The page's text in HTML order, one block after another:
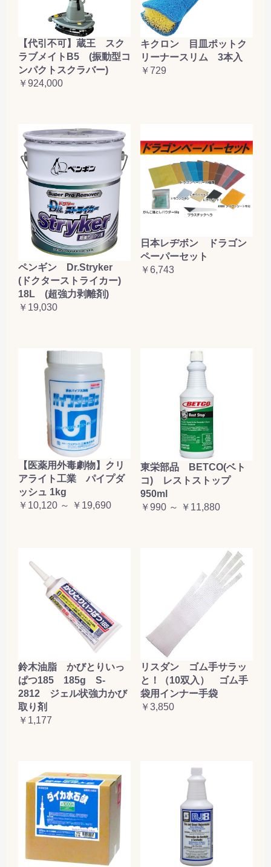
【代引不可】蔵王 スク
ラブメイトB5 (振動型コ
ンパクトスクラバー)
￥924,000
キクロン 目皿ポットク
リーナースリム 3本入
￥729
ペンギン Dr.Stryker
(ドクターストライカー)
18L (超強力剥離剤)
￥19,030
日本レヂボン ドラゴン
ペーパーセット
￥6,743
【医薬用外毒劇物】クリ
アライト工業 パイプダ
ッシュ 1kg
￥10,120 ～ ￥19,690
東栄部品 BETCO(ベト
コ) レストストップ
950ml
￥990 ～ ￥11,880
鈴木油脂 かびとりいっ
ぱつ185 185g S-
2812 ジェル状強力かび
取り剤
￥1,177
リスダン ゴム手サラッ
と！（10双入） ゴム手
袋用インナー手袋
￥3,850